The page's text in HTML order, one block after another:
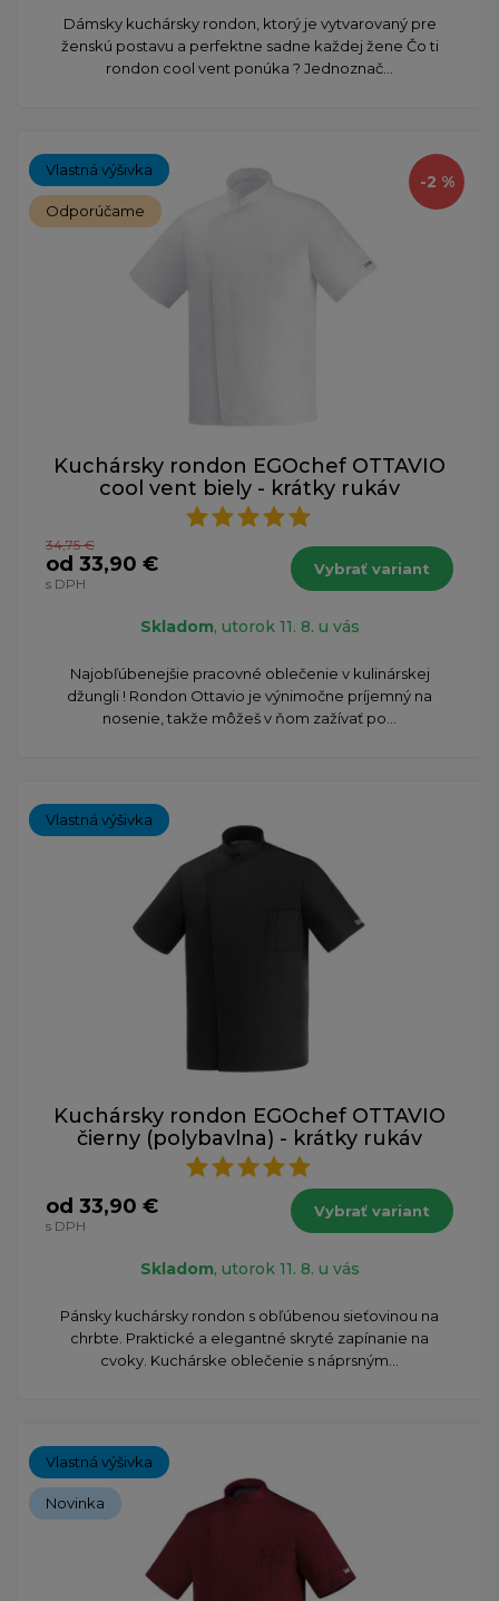
Dámsky kuchársky rondon, ktorý je vytvarovaný pre
ženskú postavu a perfektne sadne každej žene Čo ti
rondon cool vent ponúka ? Jednoznač...
-2 %
Vlastná výšivka
Odporúčame
Kuchársky rondon EGOchef OTTAVIO
cool vent biely - krátky rukáv
34,75 €
od 33,90 €
s DPH
Vybrať variant
Skladom, utorok 11. 8. u vás
Najobľúbenejšie pracovné oblečenie v kulinárskej
džungli ! Rondon Ottavio je výnimočne príjemný na
nosenie, takže môžeš v ňom zažívať po...
Vlastná výšivka
Kuchársky rondon EGOchef OTTAVIO
čierny (polybavlna) - krátky rukáv
od 33,90 €
s DPH
Vybrať variant
Skladom, utorok 11. 8. u vás
Pánsky kuchársky rondon s obľúbenou sieťovinou na
chrbte. Praktické a elegantné skryté zapínanie na
cvoky. Kuchárske oblečenie s náprsným...
Vlastná výšivka
Novinka